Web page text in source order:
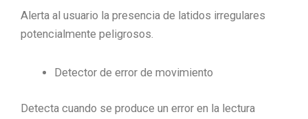
Alerta al usuario la presencia de latidos irregulares
potencialmente peligrosos.
Detector de error de movimiento
Detecta cuando se produce un error en la lectura